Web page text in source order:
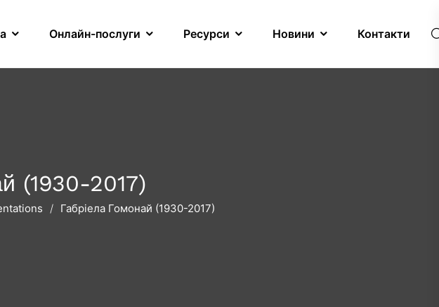
Онлайн-послуги Ресурси Новини Контакти
(1930-2017)
Габріела Гомонай (1930-2017)